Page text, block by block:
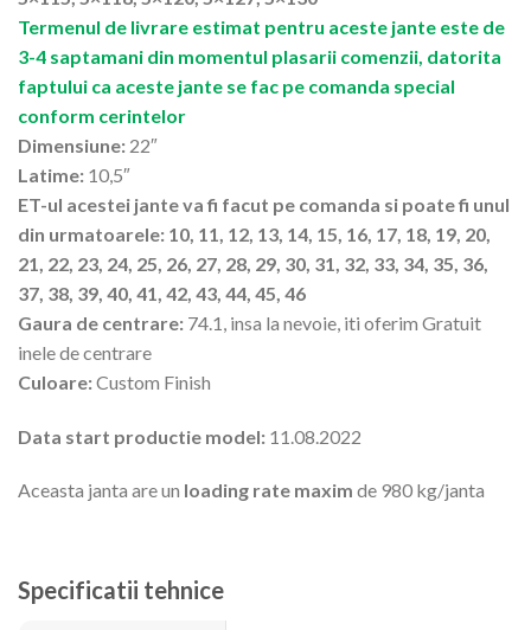
Termenul de livrare estimat pentru aceste jante este de
3-4 saptamani din momentul plasarii comenzii, datorita
faptului ca aceste jante se fac pe comanda special
conform cerintelor
Dimensiune: 22″
Latime: 10,5″
ET-ul acestei jante va fi facut pe comanda si poate fi unul
din urmatoarele: 10, 11, 12, 13, 14, 15, 16, 17, 18, 19, 20,
21, 22, 23, 24, 25, 26, 27, 28, 29, 30, 31, 32, 33, 34, 35, 36,
37, 38, 39, 40, 41, 42, 43, 44, 45, 46
Gaura de centrare: 74.1, insa la nevoie, iti oferim Gratuit
inele de centrare
Culoare:Custom Finish
Data start productie model: 11.08.2022
Aceasta janta are un loading rate maxim de 980 kg/janta
Specificatii tehnice